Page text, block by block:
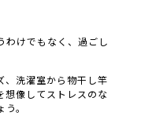
わけでもなく、過ごし
、洗濯室から物干し竿
想像してストレスのな
。